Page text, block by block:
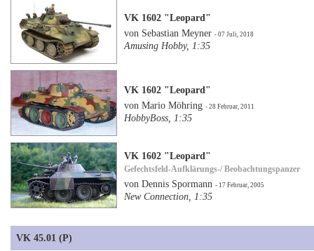
VK 1602 "Leopard"
von Sebastian Meyner- 07 Juli, 2018
Amusing Hobby, 1:35
VK 1602 "Leopard"
von Mario Möhring- 28 Februar, 2011
HobbyBoss, 1:35
VK 1602 "Leopard"
Gefechtsfeld-Aufklärungs-/ Beobachtungspanzer
von Dennis Spormann- 17 Februar, 2005
New Connection, 1:35
VK 45.01 (P)